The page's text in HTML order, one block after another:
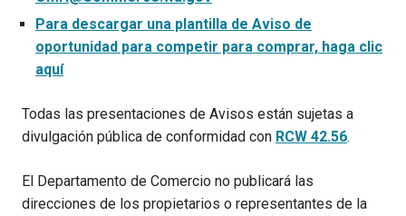
Para descargar una plantilla de Aviso de
oportunidad para competir para comprar, haga clic
aquí
Todas las presentaciones de Avisos están sujetas a
divulgación pública de conformidad con RCW 42.56.
El Departamento de Comercio no publicará las
direcciones de los propietarios o representantes de la